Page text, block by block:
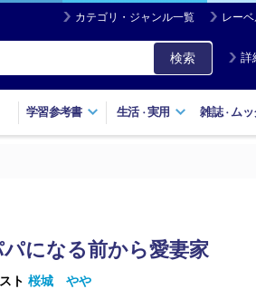
カテゴリ・ジャンル一覧 レー
検索 詳
学習参考書 生活・実用 雑誌・ ムッ
になる前から愛妻家
ト 桜城 やや